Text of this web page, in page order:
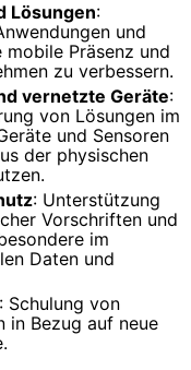
Lösungen:
und
Präsenz und
zu verbessern.
vernetzte Geräte:
von Lösungen im
und Sensoren
der physischen
: Unterstützung
Vorschriften und
im
Daten und
: Schulung von
in Bezug auf neue